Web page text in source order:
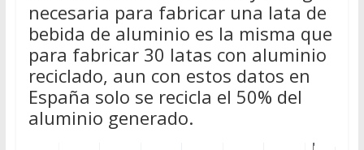
necesaria para fabricar una lata de
bebida de aluminio es la misma que
para fabricar 30 latas con aluminio
reciclado, aun con estos datos en
España solo se recicla el 50% del
aluminio generado.